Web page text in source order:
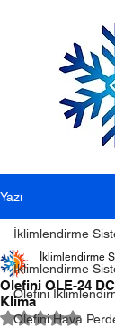
Yazı
İklimlendirme
Olefini
Olefini Hava
İklimlendirme
Olefini OLE-24
Klima
İklimlendirme
5 üzerinden